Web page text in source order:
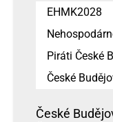
EHMK2028
Piráti České
České
České